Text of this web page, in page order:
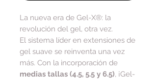
La nueva era de Gel-X®: la
revolución del gel, otra vez.
El sistema líder en extensiones de
gel suave se reinventa una vez
más. Con la incorporación de
medias tallas (4.5, 5.5 y 6.5), ¡Gel-